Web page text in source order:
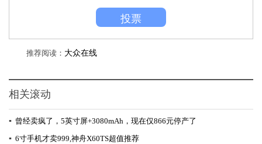
投票
推荐阅读： 大众在线
相关滚动
▪ 曾经卖疯了，5英寸屏+3080mAh，现在仅866元停产了
▪ 6寸手机才卖999,神舟X60TS超值推荐